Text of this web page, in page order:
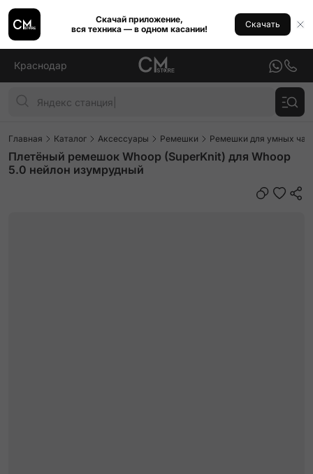
Скачай приложение,
вся техника — в одном касании!
Скачать
Краснодар
Главная Каталог Аксессуары Ремешки Ремешки для умных
Плетёный ремешок Whoop (SuperKnit) для Whoop
5.0 нейлон изумрудный